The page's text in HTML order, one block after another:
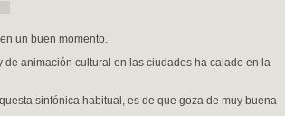
un buen momento.
animación cultural en las ciudades ha calado en la
sinfónica habitual, es de que goza de muy buena